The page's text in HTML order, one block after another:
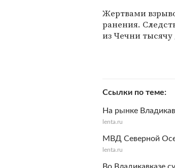
Жертвами
ранения.
из Чечни тысячу
Ссылки по теме
На рынке
lenta.ru
МВД Северной
lenta.ru